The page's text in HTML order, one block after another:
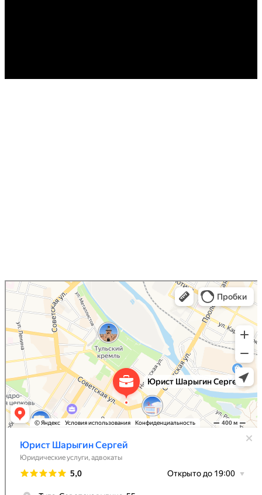
Юрист Шарыгин Сергей
Юридические услуги в Туле